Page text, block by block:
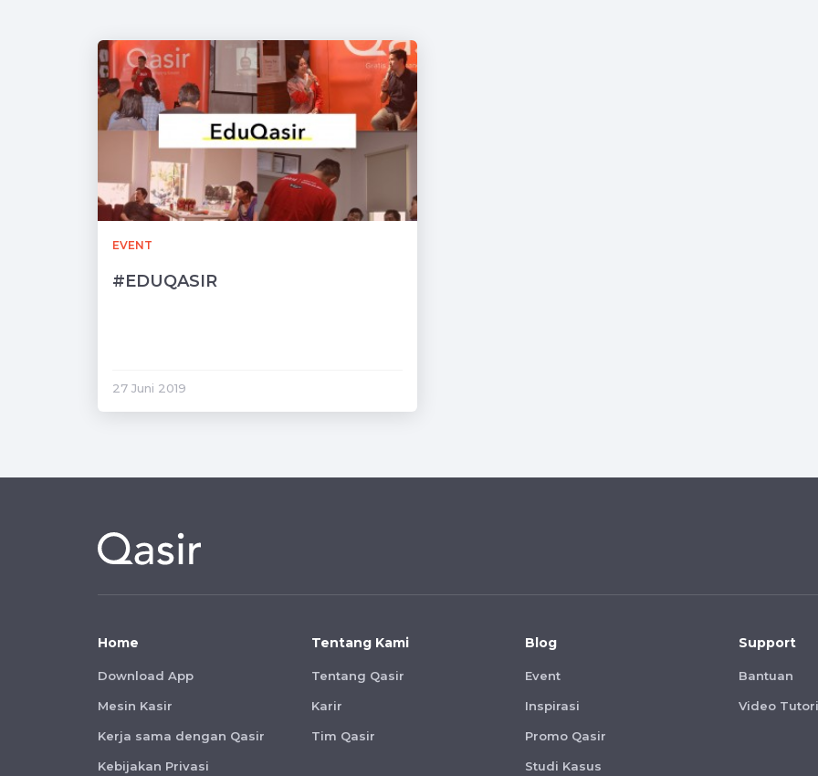
EVENT
#EDUQASIR
27 Juni 2019
Home
Download App
Mesin Kasir
Kerja sama dengan Qasir
Kebijakan Privasi
Tentang Kami
Tentang Qasir
Karir
Tim Qasir
Blog
Event
Inspirasi
Promo Qasir
Studi Kasus
Support
Bantuan
Video